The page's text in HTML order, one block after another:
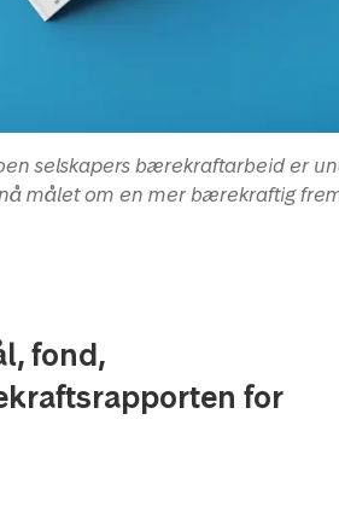
selskapers bærekraftarbeid er
målet om en mer bærekraftig
fond,
for